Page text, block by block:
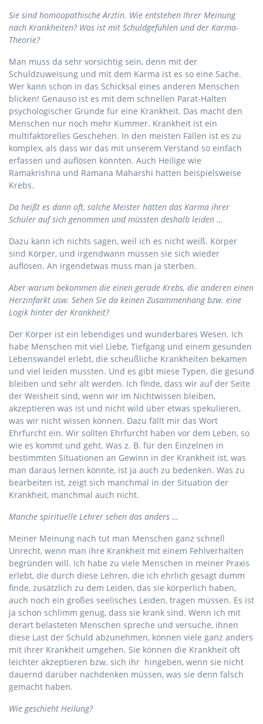
Sie sind homöopathische Ärztin. Wie entstehen Ihrer Meinung
nach Krankheiten? Was ist mit Schuldgefühlen und der Karma-
Theorie?
Man muss da sehr vorsichtig sein, denn mit der
Schuldzuweisung und mit dem Karma ist es so eine Sache.
Wer kann schon in das Schicksal eines anderen Menschen
blicken! Genauso ist es mit dem schnellen Parat-Halten
psychologischer Gründe für eine Krankheit. Das macht den
Menschen nur noch mehr Kummer. Krankheit ist ein
multifaktorelles Geschehen. In den meisten Fällen ist es zu
komplex, als dass wir das mit unserem Verstand so einfach
erfassen und auflösen könnten. Auch Heilige wie
Ramakrishna und Ramana Maharshi hatten beispielsweise
Krebs.
Da heißt es dann oft, solche Meister hätten das Karma ihrer
Schüler auf sich genommen und müssten deshalb leiden …
Dazu kann ich nichts sagen, weil ich es nicht weiß. Körper
sind Körper, und irgendwann müssen sie sich wieder
auflösen. An irgendetwas muss man ja sterben.
Aber warum bekommen die einen gerade Krebs, die anderen einen
Herzinfarkt usw. Sehen Sie da keinen Zusammenhang bzw. eine
Logik hinter der Krankheit?
Der Körper ist ein lebendiges und wunderbares Wesen. Ich
habe Menschen mit viel Liebe, Tiefgang und einem gesunden
Lebenswandel erlebt, die scheußliche Krankheiten bekamen
und viel leiden mussten. Und es gibt miese Typen, die gesund
bleiben und sehr alt werden. Ich finde, dass wir auf der Seite
der Weisheit sind, wenn wir im Nichtwissen bleiben,
akzeptieren was ist und nicht wild über etwas spekulieren,
was wir nicht wissen können. Dazu fällt mir das Wort
Ehrfurcht ein. Wir sollten Ehrfurcht haben vor dem Leben, so
wie es kommt und geht. Was z. B. für den Einzelnen in
bestimmten Situationen an Gewinn in der Krankheit ist, was
man daraus lernen könnte, ist ja auch zu bedenken. Was zu
bearbeiten ist, zeigt sich manchmal in der Situation der
Krankheit, manchmal auch nicht.
Manche spirituelle Lehrer sehen das anders …
Meiner Meinung nach tut man Menschen ganz schnell
Unrecht, wenn man ihre Krankheit mit einem Fehlverhalten
begründen will. Ich habe zu viele Menschen in meiner Praxis
erlebt, die durch diese Lehren, die ich ehrlich gesagt dumm
finde, zusätzlich zu dem Leiden, das sie körperlich haben,
auch noch ein großes seelisches Leiden, tragen müssen. Es ist
ja schon schlimm genug, dass sie krank sind. Wenn ich mit
derart belasteten Menschen spreche und versuche, ihnen
diese Last der Schuld abzunehmen, können viele ganz anders
mit ihrer Krankheit umgehen. Sie können die Krankheit oft
leichter akzeptieren bzw. sich ihr hingeben, wenn sie nicht
dauernd darüber nachdenken müssen, was sie denn falsch
gemacht haben.
Wie geschieht Heilung?